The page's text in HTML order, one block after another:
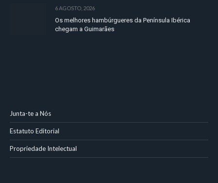
6 AGOSTO, 2026
Os melhores hambúrgueres da Península Ibérica
chegam a Guimarães
Junta-te a Nós
Estatuto Editorial
Propriedade Intelectual